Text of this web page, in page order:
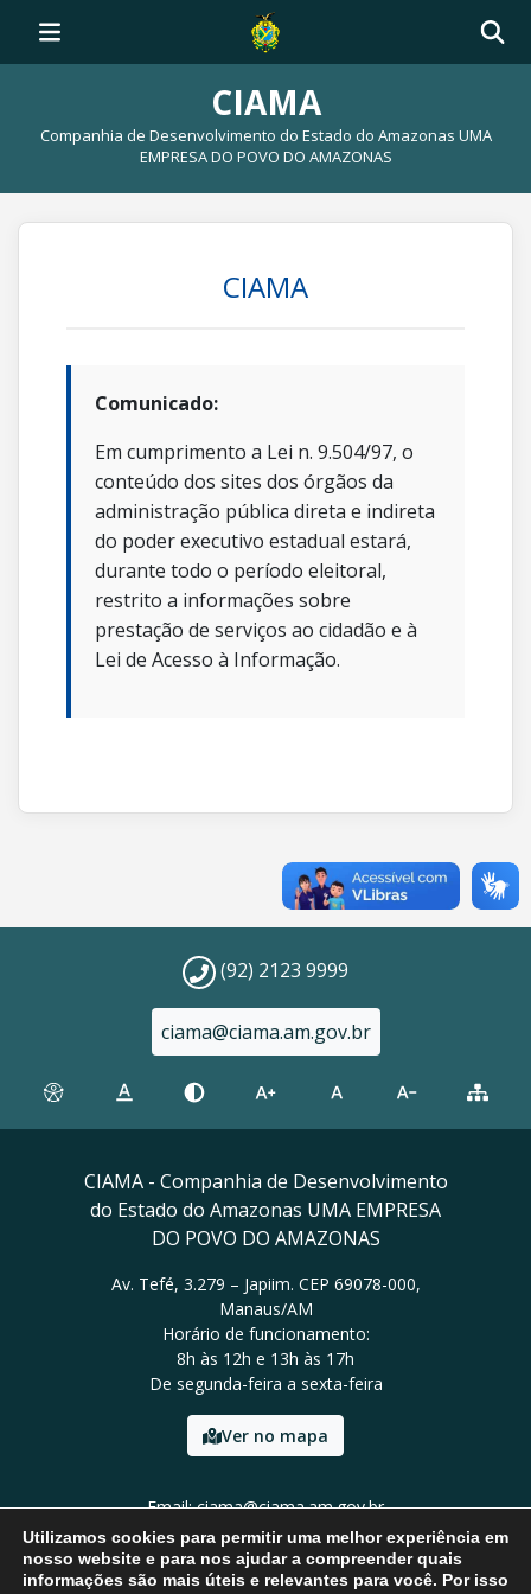
CIAMA
Companhia de Desenvolvimento do Estado do Amazonas UMA
EMPRESA DO POVO DO AMAZONAS
CIAMA
Comunicado:
Em cumprimento a Lei n. 9.504/97, o
conteúdo dos sites dos órgãos da
administração pública direta e indireta
do poder executivo estadual estará,
durante todo o período eleitoral,
restrito a informações sobre
prestação de serviços ao cidadão e à
Lei de Acesso à Informação.
(92) 2123 9999
ciama@ciama.am.gov.br
CIAMA - Companhia de Desenvolvimento
do Estado do Amazonas UMA EMPRESA
DO POVO DO AMAZONAS
Av. Tefé, 3.279 – Japiim. CEP 69078-000,
Manaus/AM
Horário de funcionamento:
8h às 12h e 13h às 17h
De segunda-feira a sexta-feira
Ver no mapa
Email: ciama@ciama.am.gov.br
Tel: (92) 2123 9999
Utilizamos cookies para permitir uma melhor experiência em
nosso website e para nos ajudar a compreender quais
informações são mais úteis e relevantes para você. Por isso